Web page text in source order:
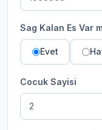
Sag Kalan Es Var
Evet
Cocuk Sayisi